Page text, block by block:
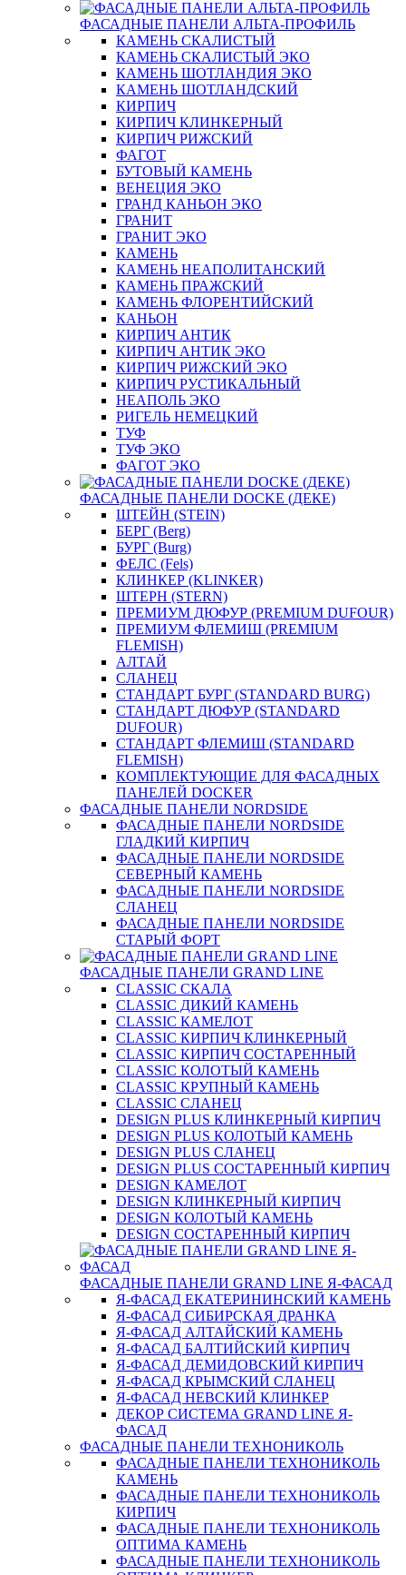
ФАСАДНЫЕ ПАНЕЛИ АЛЬТА-ПРОФИЛЬ
КАМЕНЬ СКАЛИСТЫЙ
КАМЕНЬ СКАЛИСТЫЙ ЭКО
КАМЕНЬ ШОТЛАНДИЯ ЭКО
КАМЕНЬ ШОТЛАНДСКИЙ
КИРПИЧ
КИРПИЧ КЛИНКЕРНЫЙ
КИРПИЧ РИЖСКИЙ
ФАГОТ
БУТОВЫЙ КАМЕНЬ
ВЕНЕЦИЯ ЭКО
ГРАНД КАНЬОН ЭКО
ГРАНИТ
ГРАНИТ ЭКО
КАМЕНЬ
КАМЕНЬ НЕАПОЛИТАНСКИЙ
КАМЕНЬ ПРАЖСКИЙ
КАМЕНЬ ФЛОРЕНТИЙСКИЙ
КАНЬОН
КИРПИЧ АНТИК
КИРПИЧ АНТИК ЭКО
КИРПИЧ РИЖСКИЙ ЭКО
КИРПИЧ РУСТИКАЛЬНЫЙ
НЕАПОЛЬ ЭКО
РИГЕЛЬ НЕМЕЦКИЙ
ТУФ
ТУФ ЭКО
ФАГОТ ЭКО
ФАСАДНЫЕ ПАНЕЛИ DOCKE (ДЕКЕ)
ШТЕЙН (STEIN)
БЕРГ (Berg)
БУРГ (Burg)
ФЕЛС (Fels)
КЛИНКЕР (KLINKER)
ШТЕРН (STERN)
ПРЕМИУМ ДЮФУР (PREMIUM DUFOUR)
ПРЕМИУМ ФЛЕМИШ (PREMIUM
FLEMISH)
АЛТАЙ
СЛАНЕЦ
СТАНДАРТ БУРГ (STANDARD BURG)
СТАНДАРТ ДЮФУР (STANDARD
DUFOUR)
СТАНДАРТ ФЛЕМИШ (STANDARD
FLEMISH)
КОМПЛЕКТУЮЩИЕ ДЛЯ ФАСАДНЫХ
ПАНЕЛЕЙ DOCKER
ФАСАДНЫЕ ПАНЕЛИ NORDSIDE
ФАСАДНЫЕ ПАНЕЛИ NORDSIDE
ГЛАДКИЙ КИРПИЧ
ФАСАДНЫЕ ПАНЕЛИ NORDSIDE
СЕВЕРНЫЙ КАМЕНЬ
ФАСАДНЫЕ ПАНЕЛИ NORDSIDE
СЛАНЕЦ
ФАСАДНЫЕ ПАНЕЛИ NORDSIDE
СТАРЫЙ ФОРТ
ФАСАДНЫЕ ПАНЕЛИ GRAND LINE
CLASSIC СКАЛА
CLASSIC ДИКИЙ КАМЕНЬ
CLASSIC КАМЕЛОТ
CLASSIC КИРПИЧ КЛИНКЕРНЫЙ
CLASSIC КИРПИЧ СОСТАРЕННЫЙ
CLASSIC КОЛОТЫЙ КАМЕНЬ
CLASSIC КРУПНЫЙ КАМЕНЬ
CLASSIC СЛАНЕЦ
DESIGN PLUS КЛИНКЕРНЫЙ КИРПИЧ
DESIGN PLUS КОЛОТЫЙ КАМЕНЬ
DESIGN PLUS СЛАНЕЦ
DESIGN PLUS СОСТАРЕННЫЙ КИРПИЧ
DESIGN КАМЕЛОТ
DESIGN КЛИНКЕРНЫЙ КИРПИЧ
DESIGN КОЛОТЫЙ КАМЕНЬ
DESIGN СОСТАРЕННЫЙ КИРПИЧ
ФАСАДНЫЕ ПАНЕЛИ GRAND LINE Я-ФАСАД
Я-ФАСАД ЕКАТЕРИНИНСКИЙ КАМЕНЬ
Я-ФАСАД СИБИРСКАЯ ДРАНКА
Я-ФАСАД АЛТАЙСКИЙ КАМЕНЬ
Я-ФАСАД БАЛТИЙСКИЙ КИРПИЧ
Я-ФАСАД ДЕМИДОВСКИЙ КИРПИЧ
Я-ФАСАД КРЫМСКИЙ СЛАНЕЦ
Я-ФАСАД НЕВСКИЙ КЛИНКЕР
ДЕКОР СИСТЕМА GRAND LINE Я-
ФАСАД
ФАСАДНЫЕ ПАНЕЛИ ТЕХНОНИКОЛЬ
ФАСАДНЫЕ ПАНЕЛИ ТЕХНОНИКОЛЬ
КАМЕНЬ
ФАСАДНЫЕ ПАНЕЛИ ТЕХНОНИКОЛЬ
КИРПИЧ
ФАСАДНЫЕ ПАНЕЛИ ТЕХНОНИКОЛЬ
ОПТИМА КАМЕНЬ
ФАСАДНЫЕ ПАНЕЛИ ТЕХНОНИКОЛЬ